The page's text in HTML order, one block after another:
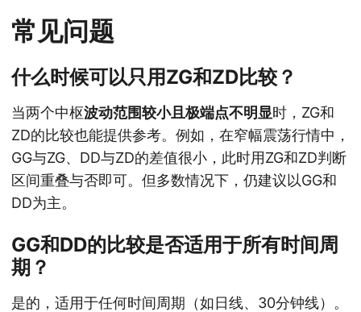
常见问题
什么时候可以只用ZG和ZD比较？
当两个中枢波动范围较小且极端点不明显时，ZG和
ZD的比较也能提供参考。例如，在窄幅震荡行情中，
GG与ZG、DD与ZD的差值很小，此时用ZG和ZD判断
区间重叠与否即可。但多数情况下，仍建议以GG和
DD为主。
GG和DD的比较是否适用于所有时间周
期？
是的，适用于任何时间周期（如日线、30分钟线）。